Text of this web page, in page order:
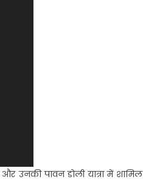
और उनकी पावन डोली यात्रा में शामिल